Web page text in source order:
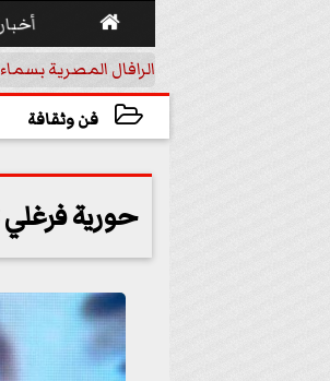
 أخبار
الرافال المصرية
فن وثقافة
حورية